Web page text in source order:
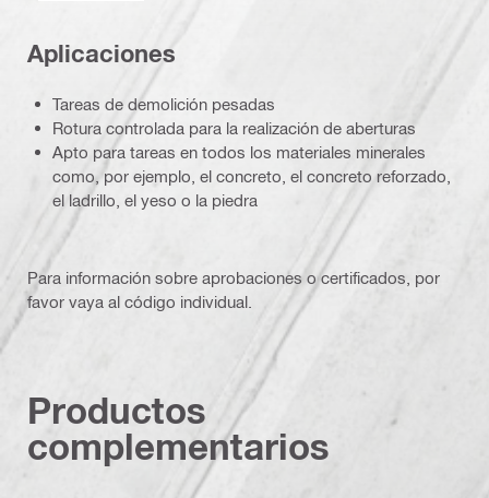
Aplicaciones
Tareas de demolición pesadas
Rotura controlada para la realización de aberturas
Apto para tareas en todos los materiales minerales
como, por ejemplo, el concreto, el concreto reforzado,
el ladrillo, el yeso o la piedra
Para información sobre aprobaciones o certificados, por
favor vaya al código individual.
Productos
complementarios